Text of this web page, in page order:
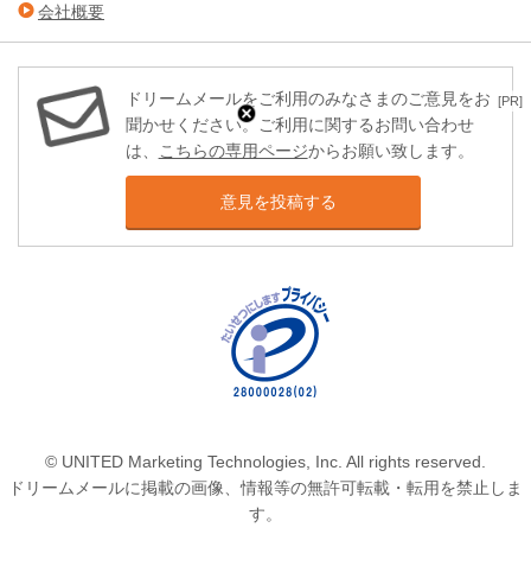
[PR]
会社概要
ドリームメールをご利用のみなさまのご意見をお
聞かせください。ご利用に関するお問い合わせ
は、
こちらの専用ページからお願い致します。
意見を投稿する
© UNITED Marketing Technologies, Inc. All rights reserved.
ドリームメールに掲載の画像、情報等の無許可転載・転用を禁止しま
す。